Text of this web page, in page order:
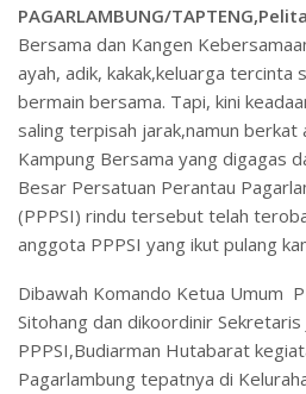
PAGARLAMBUNG/
Bersama dan Kangen
ayah, adik, kakak,keluarga
bermain bersama. Tapi, kini
saling terpisah jarak,namun berkat
Kampung Bersama yang digagas
Besar Persatuan Perantau
(PPPSI) rindu tersebut telah
anggota PPPSI yang ikut pulang
Dibawah Komando Ketua Umum
Sitohang dan dikoordinir Sekretaris
PPPSI,Budiarman Hutabarat
Pagarlambung tepatnya di